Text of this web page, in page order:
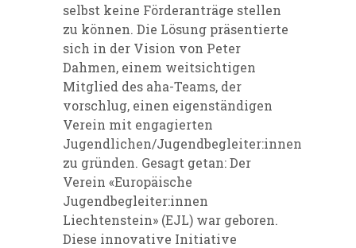
selbst keine Förderanträge stellen
zu können. Die Lösung präsentierte
sich in der Vision von Peter
Dahmen, einem weitsichtigen
Mitglied des aha-Teams, der
vorschlug, einen eigenständigen
Verein mit engagierten
Jugendlichen/Jugendbegleiter:innen
zu gründen. Gesagt getan: Der
Verein «Europäische
Jugendbegleiter:innen
Liechtenstein» (EJL) war geboren.
Diese innovative Initiative